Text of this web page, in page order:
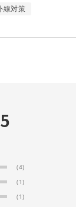
線対策
(4)
(1)
(1)